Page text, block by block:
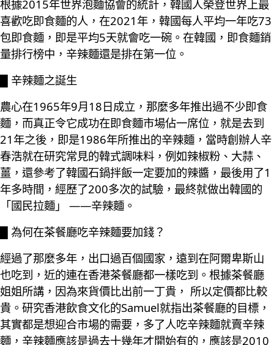
根據2015年世界泡麵協會的統計，韓國人榮登世界上最
喜歡吃即食麵的人，在2021年，韓國每人平均一年吃73
包即食麵，即是平均5天就會吃一碗。在韓國，即食麵銷
量排行榜中，辛辣麵還是排在第一位。
█ 辛辣麵之誕生
農心在1965年9月18日成立，那麼多年推出過不少即食
麵，而真正令它成功在即食麵市場佔一席位，就是去到
21年之後，即是1986年所推出的辛辣麵，當時創辦人辛
春浩就在研究常見的韓式調味料，例如辣椒粉、大蒜、
薑，還參考了韓國石鍋拌飯一定要加的辣醬，最後用了1
年多時間，經歷了200多次的試驗，最終就做出韓國的
「國民拉麵」 ——辛辣麵。
█ 為何在茶餐廳吃辛辣麵要加錢？
經過了那麼多年，出口過百個國家，遠到在阿爾卑斯山
也吃到，近的連在香港茶餐廳都一樣吃到。根據茶餐廳
姐姐所講，因為來貨價比出前一丁貴， 所以定價都比較
貴。研究香港飲食文化的Samuel就指出茶餐廳的目標，
其實都是想迎合市場的需要，多了人吃辛辣麵就賣辛辣
麵，辛辣麵應該是過去十幾年才開始有的，應該是2010